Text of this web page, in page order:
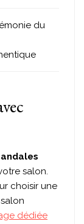
du
salon.
choisir une
dédiée